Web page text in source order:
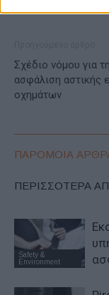
Σχέδιο νόμου για
ασφάλιση αστικής
οχημάτων
ΠΑΡΟΜΟΙΑ
ΠΕΡΙΣΣΟΤΕΡΑ
Safety &
Environment